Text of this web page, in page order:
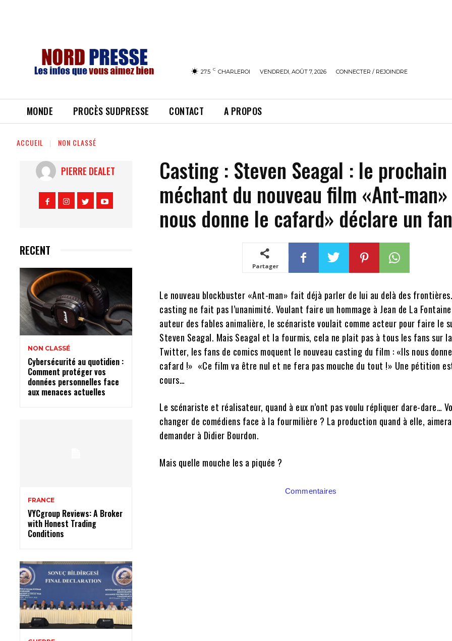
27.5 C CHARLEROI VENDREDI, AOÛT 7, 2026 CONNECTER / REJOINDRE
MONDE PROCÈS SUDPRESSE CONTACT A PROPOS
ACCUEIL NON CLASSÉ
PIERRE DEALET
RECENT
NON CLASSÉ
Cybersécurité au quotidien :
Comment protéger vos
données personnelles face
aux menaces actuelles
FRANCE
VYCgroup Reviews: A Broker
with Honest Trading
Conditions
Casting : Steven Seagal : le prochain
méchant du nouveau film «Ant-
nous donne le cafard» déclare un
Partager
Le nouveau blockbuster «Ant-man» fait déjà parler de lui au delà des
casting ne fait pas l’unanimité. Voulant faire un hommage à Jean de La
auteur des fables animalière, le scénariste voulait comme acteur pour faire le
Steven Seagal. Mais Seagal et la fourmis, cela ne plait pas à tous les fans sur
Twitter, les fans de comics moquent le nouveau casting du film : «Ils nous
cafard !» «Ce film va être nul et ne fera pas mouche du tout !» Une pétition
cours…
Le scénariste et réalisateur, quand à eux n’ont pas voulu répliquer dare-dare…
changer de comédiens face à la fourmilière ? La production quand à elle,
demander à Didier Bourdon.
Mais quelle mouche les a piquée ?
Commentaires